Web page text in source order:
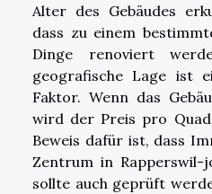
Alter des Gebäudes
dass zu einem
Dinge renoviert
geografische Lage ist
Faktor. Wenn das
wird der Preis pro
Beweis dafür ist, dass
Zentrum in Rapperswil-
sollte auch geprüft